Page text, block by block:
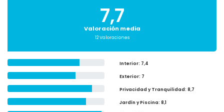
7,7
Valoración media
12 Valoraciones
Interior: 7,4
Exterior: 7
Privacidad y Tranquilidad: 8,7
Jardín y Piscina: 8,1